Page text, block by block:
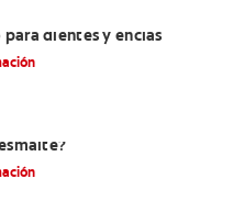
dientes y encías